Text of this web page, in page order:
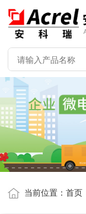
当前位置：首页